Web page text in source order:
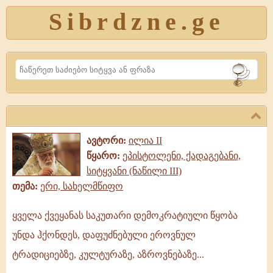
Sibrdzne.ge
Search
ავტორი: ილია II
წყარო: ეპისტოლენი, ქადაგებანი,
სიტყვანი (ნაწილი III)
თემა: ერი, სახელმწიფო
ყველა
ქვეყანას
საკუთარი
ყველა ქვეყანას საკუთარი დემოკრატიული წყობა
უნდა ჰქონდეს, დაფუძნებული ეროვნულ
ტრადიციებზე, კულტურაზე, აზროვნებაზე...